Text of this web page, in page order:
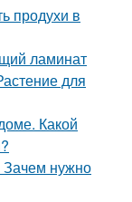
продухи в
ламинат
для
Какой
Зачем нужно